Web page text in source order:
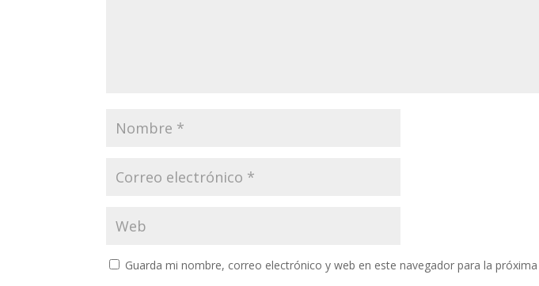
Guarda mi nombre, correo electrónico y web en este navegador para la